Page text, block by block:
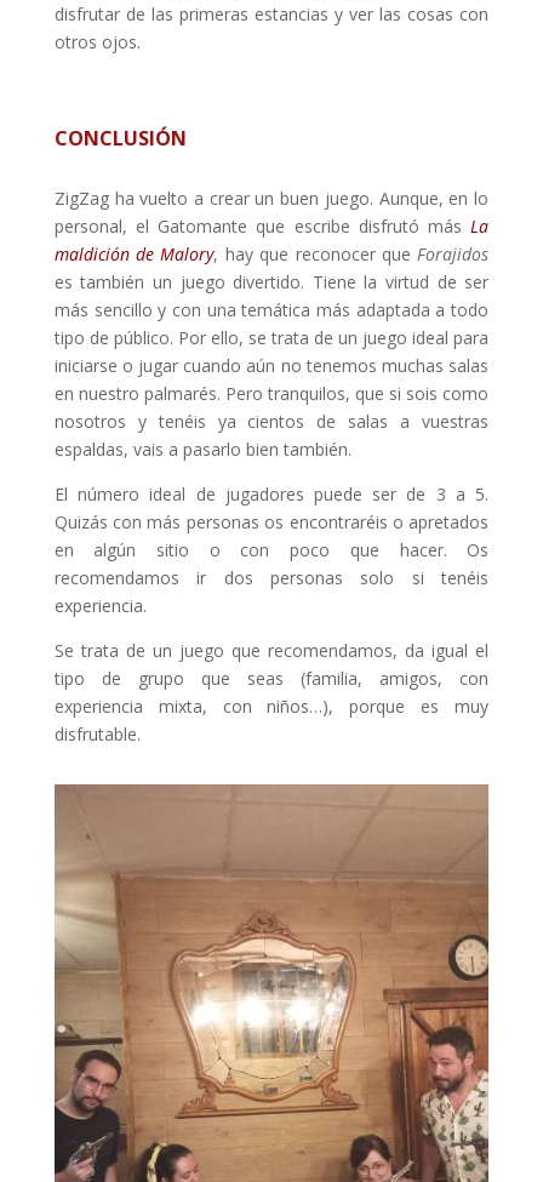
disfrutar de las primeras estancias y ver las cosas con
otros ojos.
CONCLUSIÓN
ZigZag ha vuelto a crear un buen juego. Aunque, en lo
personal, el Gatomante que escribe disfrutó másLa
maldición de Malory, hay que reconocer queForajidos
es también un juego divertido. Tiene la virtud de ser
más sencillo y con una temática más adaptada a todo
tipo de público. Por ello, se trata de un juego ideal para
iniciarse o jugar cuando aún no tenemos muchas salas
en nuestro palmarés. Pero tranquilos, que si sois como
nosotros y tenéis ya cientos de salas a vuestras
espaldas, vais a pasarlo bien también.
El número ideal de jugadores puede ser de 3 a 5.
Quizás con más personas os encontraréis o apretados
en algún sitio o con poco que hacer. Os
recomendamos ir dos personas solo si tenéis
experiencia.
Se trata de un juego que recomendamos, da igual el
tipo de grupo que seas (familia, amigos, con
experiencia mixta, con niños…), porque es muy
disfrutable.